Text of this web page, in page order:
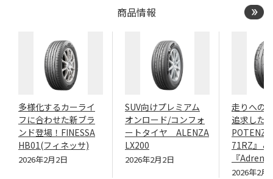
商品情報
多様化するカーライ
フに合わせた新ブラ
ンド登場！FINESSA
HB01(フィネッサ)
2026年2月2日
SUV向けプレミアム
オンロード/コンフォ
ートタイヤ ALENZA
LX200
2026年2月2日
走りへの
追求した
71RZ』＆
『
2026年2月